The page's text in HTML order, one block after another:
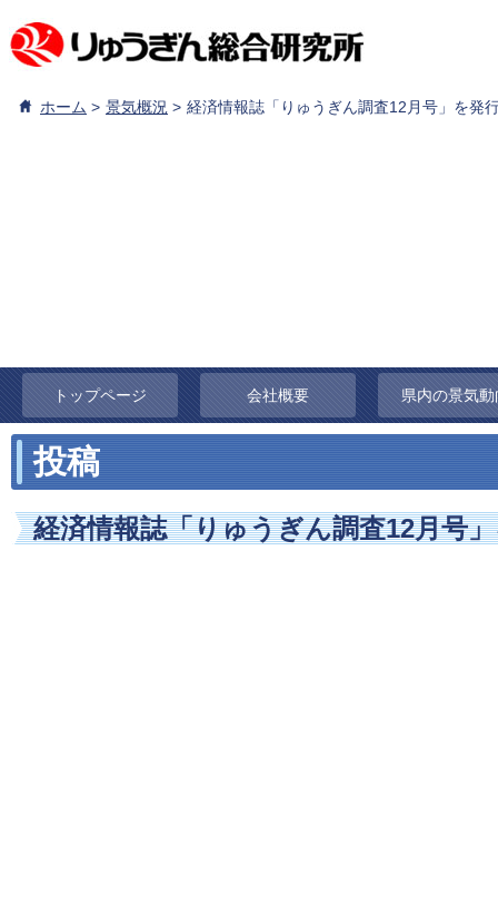
ホーム 景気概況 経済情報誌「りゅうぎん調査12月号」を発
トップページ 会社概要 県内の景気動
投稿
経済情報誌「りゅうぎん調査12月号